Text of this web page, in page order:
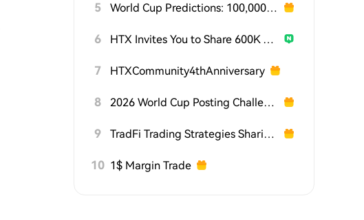
5 World Cup Predictions: 100,000 USDT Daily
6 HTX Invites You to Share 600K USDT in Gift Packs
7 HTXCommunity4thAnniversary
8 2026 World Cup Posting Challenge on HTX Square
9 TradFi Trading Strategies Sharing Challenge
10 1$ Margin Trade